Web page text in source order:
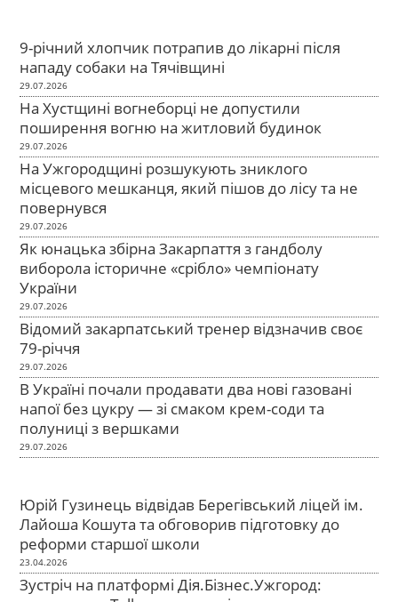
9-річний хлопчик потрапив до лікарні після
нападу собаки на Тячівщині
29.07.2026
На Хустщині вогнеборці не допустили
поширення вогню на житловий будинок
29.07.2026
На Ужгородщині розшукують зниклого
місцевого мешканця, який пішов до лісу та не
повернувся
29.07.2026
Як юнацька збірна Закарпаття з гандболу
виборола історичне «срібло» чемпіонату
України
29.07.2026
Відомий закарпатський тренер відзначив своє
79-річчя
29.07.2026
В Україні почали продавати два нові газовані
напої без цукру — зі смаком крем-соди та
полуниці з вершками
29.07.2026
Юрій Гузинець відвідав Берегівський ліцей ім.
Лайоша Кошута та обговорив підготовку до
реформи старшої школи
23.04.2026
Зустріч на платформі Дія.Бізнес.Ужгород: